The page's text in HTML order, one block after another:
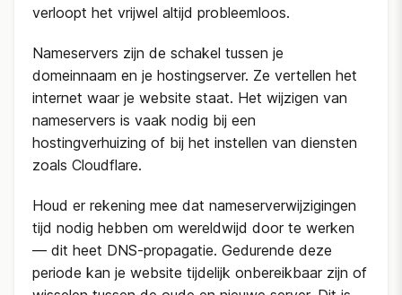
verloopt het vrijwel altijd probleemloos.
Nameservers zijn de schakel tussen je
domeinnaam en je hostingserver. Ze vertellen het
internet waar je website staat. Het wijzigen van
nameservers is vaak nodig bij een
hostingverhuizing of bij het instellen van diensten
zoals Cloudflare.
Houd er rekening mee dat nameserverwijzigingen
tijd nodig hebben om wereldwijd door te werken
— dit heet DNS-propagatie. Gedurende deze
periode kan je website tijdelijk onbereikbaar zijn of